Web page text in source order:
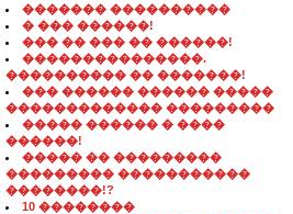
������� ����������
� ��� ������!
��� �� ��� �� ������!
���������������.
���������� �� �������!
��� ������ ������ �����
������������� ���������
����� ������ � ����
������!
����� �� ���������
��������� �����������
��������!?
10 ��������